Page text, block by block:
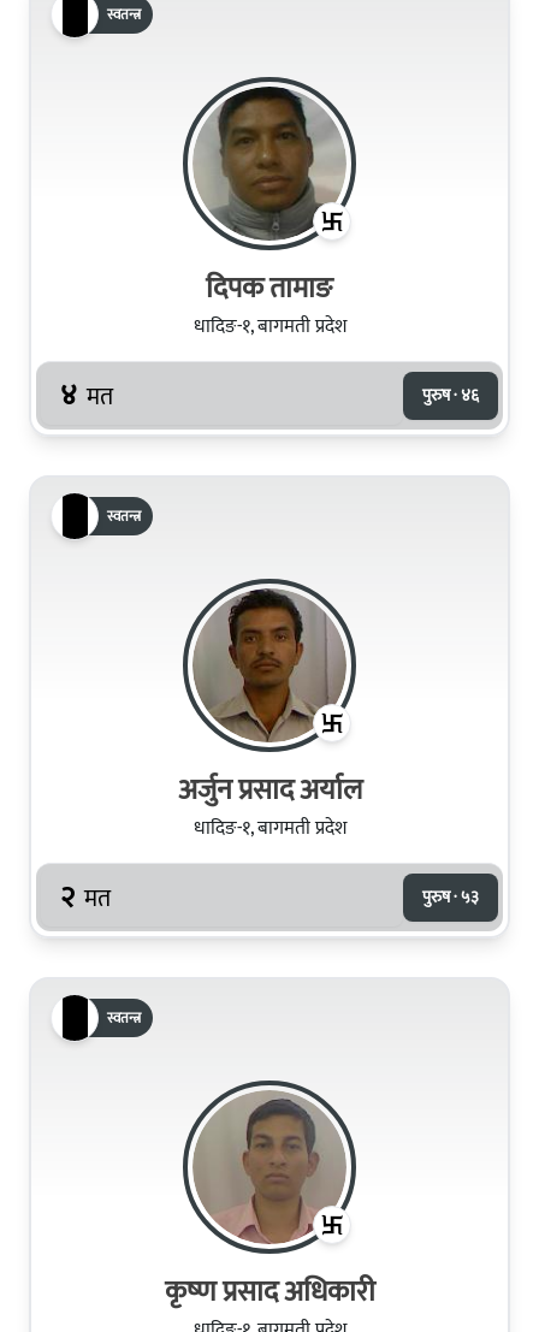
स्वतन्त्र
दिपक तामाङ
धादिङ-१, बागमती प्रदेश
४ मत पुरुष · ४६
स्वतन्त्र
अर्जुन प्रसाद अर्याल
धादिङ-१, बागमती प्रदेश
२ मत पुरुष · ५३
स्वतन्त्र
कृष्‍ण प्रसाद अधिकारी